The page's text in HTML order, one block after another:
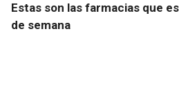
Estas son las farmacias que
de semana